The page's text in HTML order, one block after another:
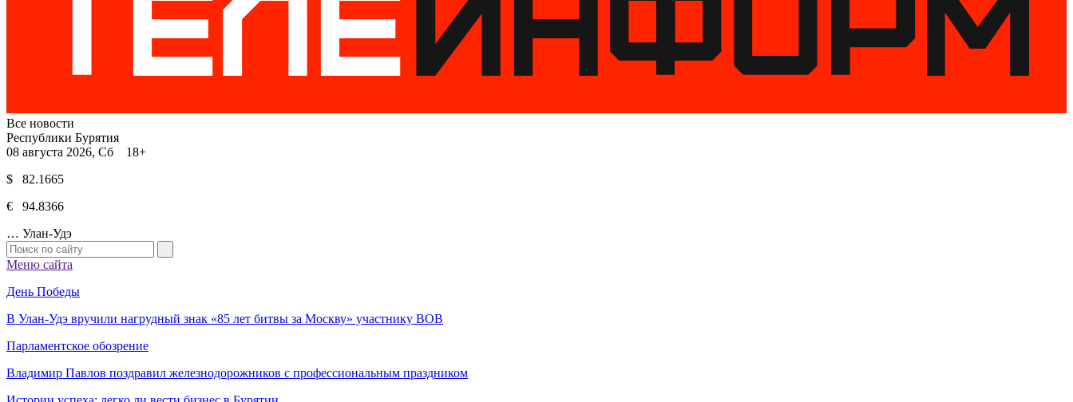
Все новости
Республики Бурятия
08 августа 2026, Сб 18+
$ 82.1665
€ 94.8366
… Улан-Удэ
Меню сайта
День Победы
В Улан-Удэ вручили нагрудный знак «85 лет битвы за Москву» участнику ВОВ
Парламентское обозрение
Владимир Павлов поздравил железнодорожников с профессиональным праздником